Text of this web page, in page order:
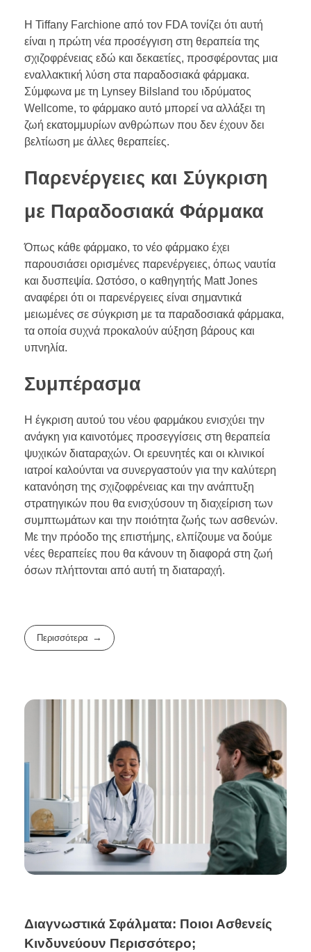
Η Tiffany Farchione από τον FDA τονίζει ότι αυτή
είναι η πρώτη νέα προσέγγιση στη θεραπεία της
σχιζοφρένειας εδώ και δεκαετίες, προσφέροντας μια
εναλλακτική λύση στα παραδοσιακά φάρμακα.
Σύμφωνα με τη Lynsey Bilsland του ιδρύματος
Wellcome, το φάρμακο αυτό μπορεί να αλλάξει τη
ζωή εκατομμυρίων ανθρώπων που δεν έχουν δει
βελτίωση με άλλες θεραπείες.
Παρενέργειες και Σύγκριση
με Παραδοσιακά Φάρμακα
Όπως κάθε φάρμακο, το νέο φάρμακο έχει
παρουσιάσει ορισμένες παρενέργειες, όπως ναυτία
και δυσπεψία. Ωστόσο, ο καθηγητής Matt Jones
αναφέρει ότι οι παρενέργειες είναι σημαντικά
μειωμένες σε σύγκριση με τα παραδοσιακά φάρμακα,
τα οποία συχνά προκαλούν αύξηση βάρους και
υπνηλία.
Συμπέρασμα
Η έγκριση αυτού του νέου φαρμάκου ενισχύει την
ανάγκη για καινοτόμες προσεγγίσεις στη θεραπεία
ψυχικών διαταραχών. Οι ερευνητές και οι κλινικοί
ιατροί καλούνται να συνεργαστούν για την καλύτερη
κατανόηση της σχιζοφρένειας και την ανάπτυξη
στρατηγικών που θα ενισχύσουν τη διαχείριση των
συμπτωμάτων και την ποιότητα ζωής των ασθενών.
Με την πρόοδο της επιστήμης, ελπίζουμε να δούμε
νέες θεραπείες που θα κάνουν τη διαφορά στη ζωή
όσων πλήττονται από αυτή τη διαταραχή.
Περισσότερα
Διαγνωστικά Σφάλματα: Ποιοι Ασθενείς
Κινδυνεύουν Περισσότερο;